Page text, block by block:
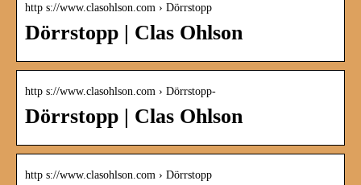
http s://www.clasohlson.com › Dörrstopp
Dörrstopp | Clas Ohlson
http s://www.clasohlson.com › Dörrstopp-
Dörrstopp | Clas Ohlson
http s://www.clasohlson.com › Dörrstopp